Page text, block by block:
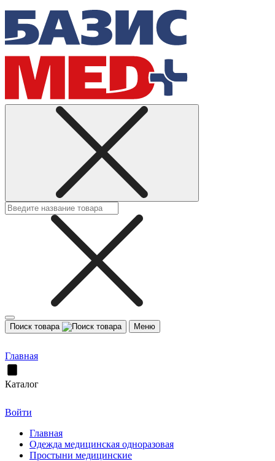
Поиск товара Меню
Главная
Каталог
Войти
Главная
Одежда медицинская одноразовая
Простыни медицинские